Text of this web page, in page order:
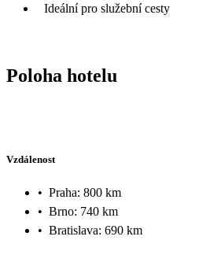
Ideální pro služební cesty
Poloha hotelu
Vzdálenost
• Praha: 800 km
• Brno: 740 km
• Bratislava: 690 km